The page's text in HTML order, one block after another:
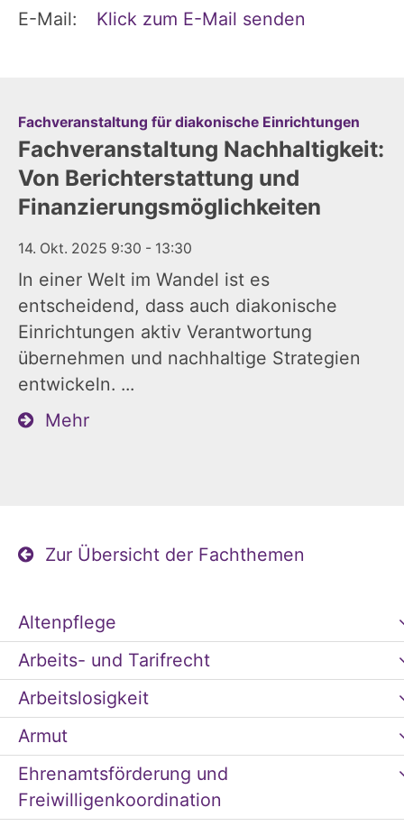
E-Mail:
Klick zum E-Mail senden
Fachveranstaltung für diakonische Einrichtungen
Fachveranstaltung Nachhaltigkeit:
Von Berichterstattung und
Finanzierungsmöglichkeiten
14. Okt. 2025 9:30 - 13:30
In einer Welt im Wandel ist es
entscheidend, dass auch diakonische
Einrichtungen aktiv Verantwortung
übernehmen und nachhaltige Strategien
entwickeln. ...
Mehr
Zur Übersicht der Fachthemen
Altenpflege
Arbeits- und Tarifrecht
Arbeitslosigkeit
Armut
Ehrenamtsförderung und
Freiwilligenkoordination